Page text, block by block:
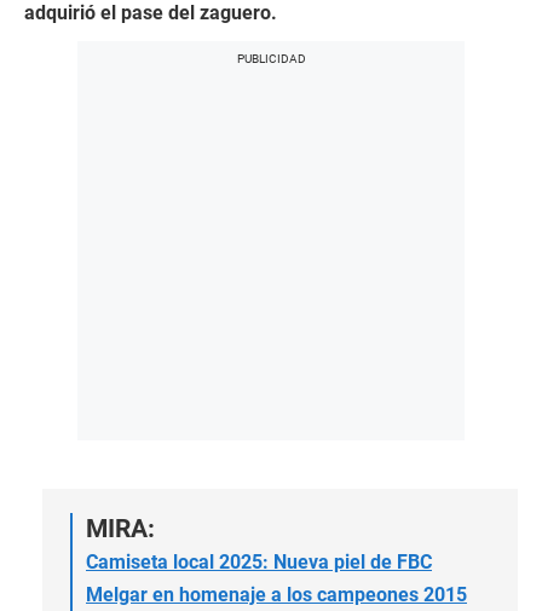
adquirió el pase del zaguero.
MIRA:
Camiseta local 2025: Nueva piel de FBC
Melgar en homenaje a los campeones 2015